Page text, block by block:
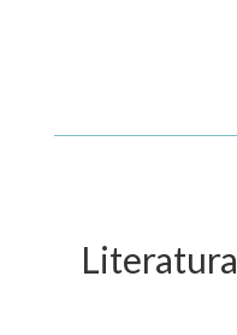
Literatura